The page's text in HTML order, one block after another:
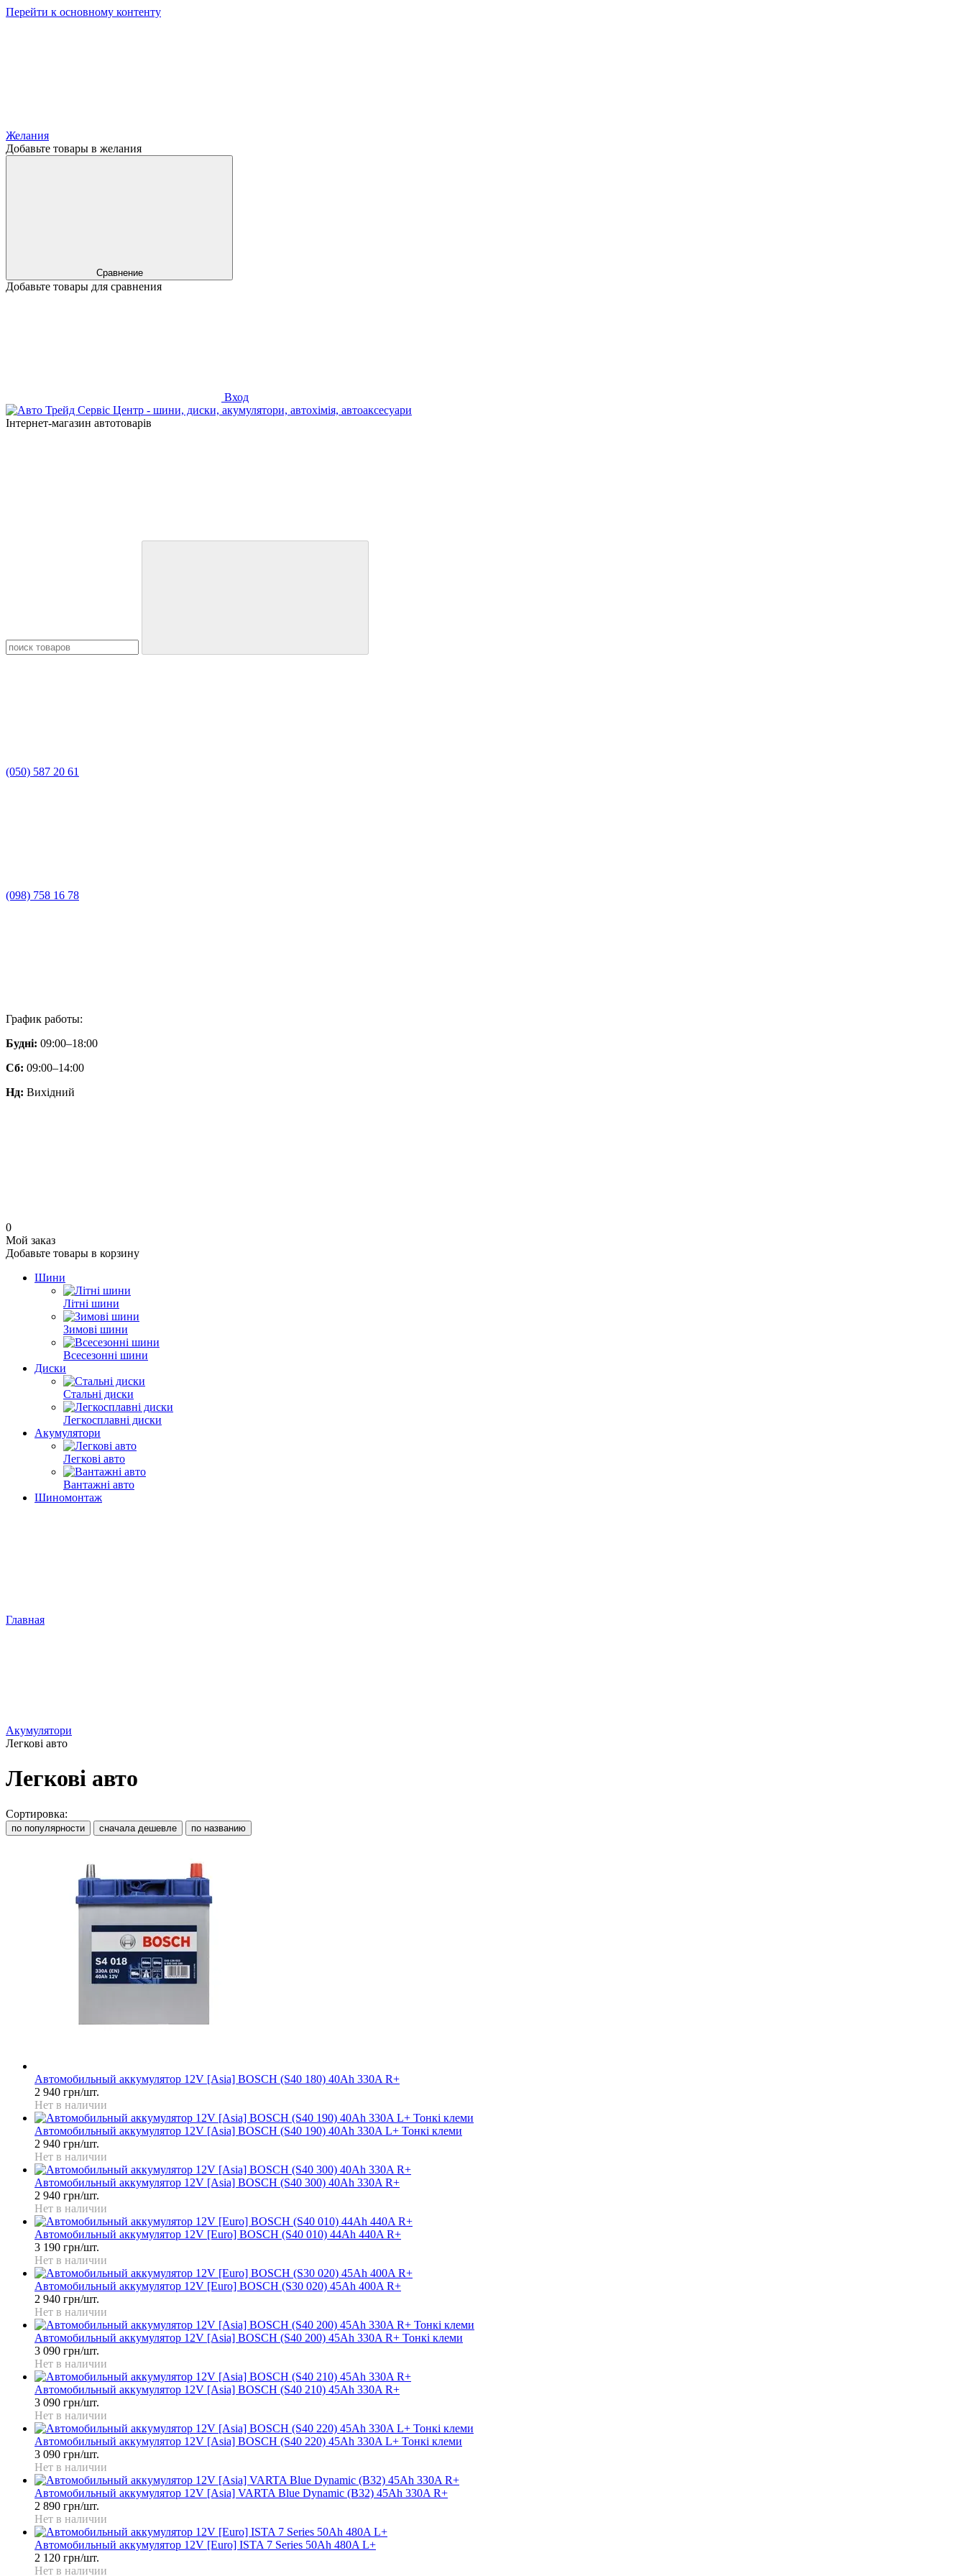
Перейти к основному контенту
Желания
Добавьте товары в желания
Сравнение
Добавьте товары для сравнения
Вход
Інтернет-магазин автотоварів
(050) 587 20 61
(098) 758 16 78
График работы:
Будні: 09:00–18:00
Сб: 09:00–14:00
Нд: Вихідний
0
Мой заказ
Добавьте товары в корзину
Шини
Літні шини
Зимові шини
Всесезонні шини
Диски
Стальні диски
Легкосплавні диски
Акумулятори
Легкові авто
Вантажні авто
Шиномонтаж
Главная
Акумулятори
Легкові авто
Легкові авто
Сортировка:
по популярности сначала дешевле по названию
Автомобильный аккумулятор 12V [Asia] BOSCH (S40 180) 40Ah 330A R+
2 940 грн/шт.
Нет в наличии
Автомобильный аккумулятор 12V [Asia] BOSCH (S40 190) 40Ah 330A L+ Тонкі клеми
2 940 грн/шт.
Нет в наличии
Автомобильный аккумулятор 12V [Asia] BOSCH (S40 300) 40Ah 330A R+
2 940 грн/шт.
Нет в наличии
Автомобильный аккумулятор 12V [Euro] BOSCH (S40 010) 44Ah 440A R+
3 190 грн/шт.
Нет в наличии
Автомобильный аккумулятор 12V [Euro] BOSCH (S30 020) 45Ah 400A R+
2 940 грн/шт.
Нет в наличии
Автомобильный аккумулятор 12V [Asia] BOSCH (S40 200) 45Ah 330A R+ Тонкі клеми
3 090 грн/шт.
Нет в наличии
Автомобильный аккумулятор 12V [Asia] BOSCH (S40 210) 45Ah 330A R+
3 090 грн/шт.
Нет в наличии
Автомобильный аккумулятор 12V [Asia] BOSCH (S40 220) 45Ah 330A L+ Тонкі клеми
3 090 грн/шт.
Нет в наличии
Автомобильный аккумулятор 12V [Asia] VARTA Blue Dynamic (B32) 45Ah 330A R+
2 890 грн/шт.
Нет в наличии
Автомобильный аккумулятор 12V [Euro] ISTA 7 Series 50Ah 480A L+
2 120 грн/шт.
Нет в наличии